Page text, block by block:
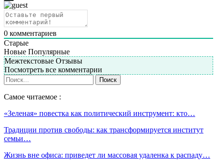
0 комментариев
Старые
Новые Популярные
Межтекстовые Отзывы
Посмотреть все комментарии
Самое читаемое :
«Зеленая» повестка как политический инструмент: кто…
Традиции против свободы: как трансформируется институт
семьи…
Жизнь вне офиса: приведет ли массовая удаленка к распаду…